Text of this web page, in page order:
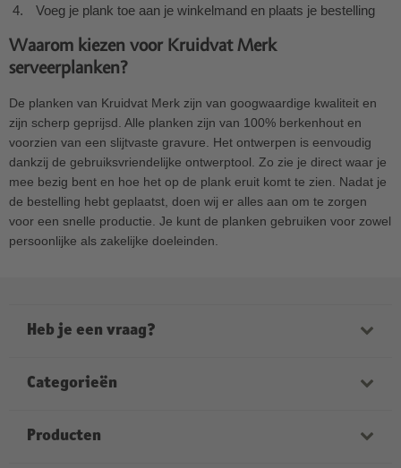
Voeg je plank toe aan je winkelmand en plaats je bestelling
Waarom kiezen voor Kruidvat Merk
serveerplanken?
De planken van Kruidvat Merk zijn van googwaardige kwaliteit en
zijn scherp geprijsd. Alle planken zijn van 100% berkenhout en
voorzien van een slijtvaste gravure. Het ontwerpen is eenvoudig
dankzij de gebruiksvriendelijke ontwerptool. Zo zie je direct waar je
mee bezig bent en hoe het op de plank eruit komt te zien. Nadat je
de bestelling hebt geplaatst, doen wij er alles aan om te zorgen
voor een snelle productie. Je kunt de planken gebruiken voor zowel
persoonlijke als zakelijke doeleinden.
Heb je een vraag?
openingstijden zijn:
zondag van 12:00 tot 18:00
Categorieën
Fotoboeken
Producten